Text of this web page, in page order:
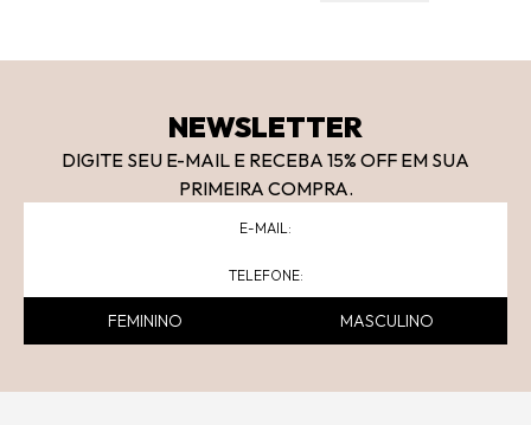
NEWSLETTER
DIGITE SEU E-MAIL E RECEBA 15% OFF EM SUA
PRIMEIRA COMPRA.
FEMININO MASCULINO